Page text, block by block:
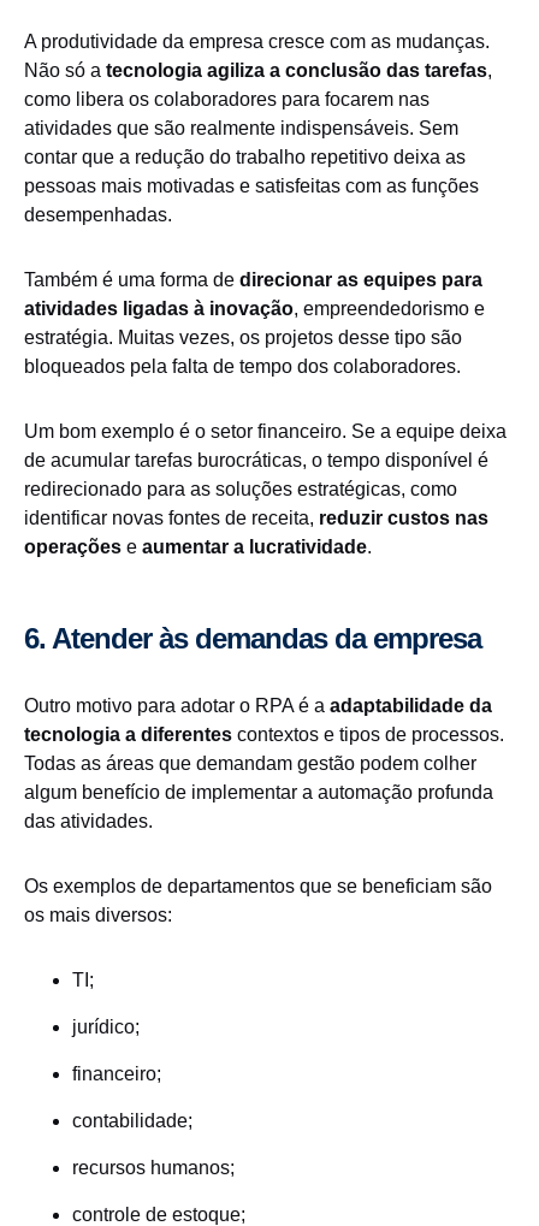
A produtividade da empresa cresce com as mudanças.
Não só a tecnologia agiliza a conclusão das tarefas,
como libera os colaboradores para focarem nas
atividades que são realmente indispensáveis. Sem
contar que a redução do trabalho repetitivo deixa as
pessoas mais motivadas e satisfeitas com as funções
desempenhadas.
Também é uma forma de direcionar as equipes para
atividades ligadas à inovação, empreendedorismo e
estratégia. Muitas vezes, os projetos desse tipo são
bloqueados pela falta de tempo dos colaboradores.
Um bom exemplo é o setor financeiro. Se a equipe deixa
de acumular tarefas burocráticas, o tempo disponível é
redirecionado para as soluções estratégicas, como
identificar novas fontes de receita, reduzir custos nas
operações e aumentar a lucratividade.
6. Atender às demandas da empresa
Outro motivo para adotar o RPA é a adaptabilidade da
tecnologia a diferentes contextos e tipos de processos.
Todas as áreas que demandam gestão podem colher
algum benefício de implementar a automação profunda
das atividades.
Os exemplos de departamentos que se beneficiam são
os mais diversos:
TI;
jurídico;
financeiro;
contabilidade;
recursos humanos;
controle de estoque;